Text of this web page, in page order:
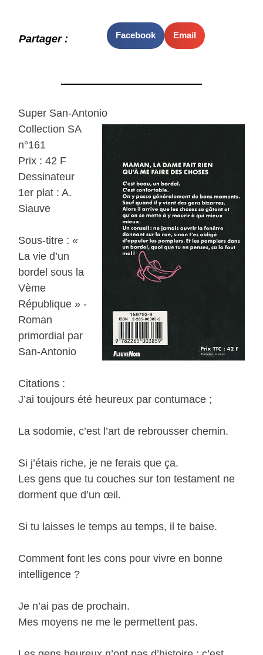
Partager : Facebook Email
Super San-Antonio
Collection SA
n°161
Prix : 42 F
Dessinateur
1er plat : A.
Siauve
Sous-titre : «
La vie d’un
bordel sous la
Vème
République » -
Roman
primordial par
San-Antonio
Citations :
J’ai toujours été heureux par contumace ;
La sodomie, c’est l’art de rebrousser chemin.
Si j’étais riche, je ne ferais que ça.
Les gens que tu couches sur ton testament ne
dorment que d’un œil.
Si tu laisses le temps au temps, il te baise.
Comment font les cons pour vivre en bonne
intelligence ?
Je n’ai pas de prochain.
Mes moyens ne me le permettent pas.